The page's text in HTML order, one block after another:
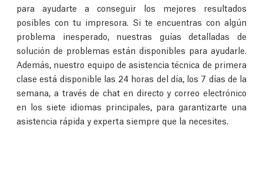
para ayudarte a conseguir los mejores resultados
posibles con tu impresora. Si te encuentras con algún
problema inesperado, nuestras guías detalladas de
solución de problemas están disponibles para ayudarle.
Además, nuestro equipo de asistencia técnica de primera
clase está disponible las 24 horas del día, los 7 días de la
semana, a través de chat en directo y correo electrónico
en los siete idiomas principales, para garantizarte una
asistencia rápida y experta siempre que la necesites.